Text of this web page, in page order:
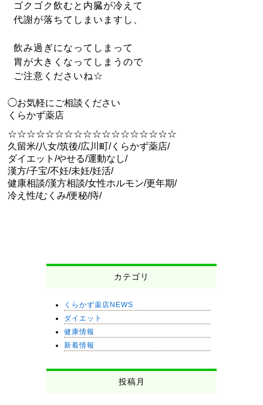
ゴクゴク飲むと内臓が冷えて
代謝が落ちてしまいますし、
飲み過ぎになってしまって
胃が大きくなってしまうので
ご注意くださいね☆
◯お気軽にご相談ください
くらかず薬店
☆☆☆☆☆☆☆☆☆☆☆☆☆☆☆☆☆☆
久留米/八女/筑後/広川町/くらかず薬店/
ダイエット/やせる/運動なし/
漢方/子宝/不妊/未妊/妊活/
健康相談/漢方相談/女性ホルモン/更年期/
冷え性/むくみ/便秘/痔/
カテゴリ
くらかず薬店NEWS
ダイエット
健康情報
新着情報
投稿月